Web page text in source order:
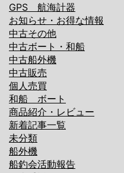
GPS 航海計器
お知らせ・お得な情報
中古その他
中古ボート・和船
中古船外機
中古販売
個人売買
和船 ボート
商品紹介・レビュー
新着記事一覧
未分類
船外機
船釣会活動報告